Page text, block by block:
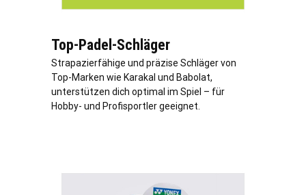
Top-Padel-Schläger
Strapazierfähige und präzise Schläger von
Top-Marken wie Karakal und Babolat,
unterstützen dich optimal im Spiel – für
Hobby- und Profisportler geeignet.